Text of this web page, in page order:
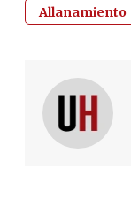
Allanamiento